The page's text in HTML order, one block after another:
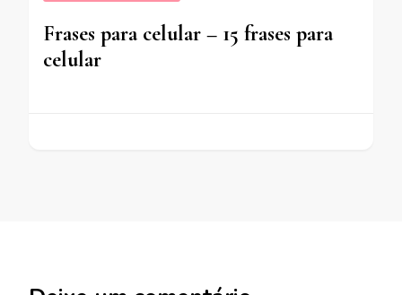
Frases para celular – 15 frases para
celular